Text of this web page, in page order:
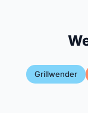
Grillwender